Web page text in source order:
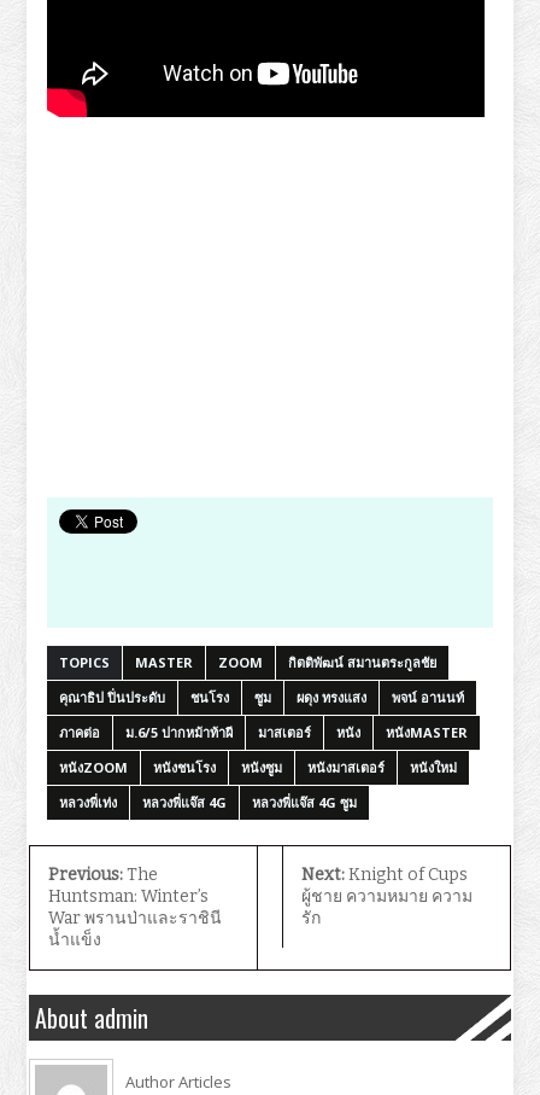
TOPICS MASTER ZOOM
กิตติพัฒน์ สมานตระกูลชัย
คุณาธิป ปิ่นประดับ
ชนโรง ซูม ผดุง ทรงแสง
พจน์ อานนท์
ภาคต่อ
ม.6/5 ปากหม้าท้าผี มาสเตอร์ หนัง
หนังMASTER
หนังZOOM
หนังชนโรง หนังซูม หนังมาสเตอร์
หนังใหม่
หลวงพี่เท่ง
หลวงพี่แจ๊ส 4G หลวงพี่แจ๊ส 4G ซูม
Previous:The
Huntsman: Winter’s
War พรานป่าและราชินี
น้ำแข็ง
Next:Knight of Cups
ผู้ชาย ความหมาย ความ
รัก
About admin
Author Articles